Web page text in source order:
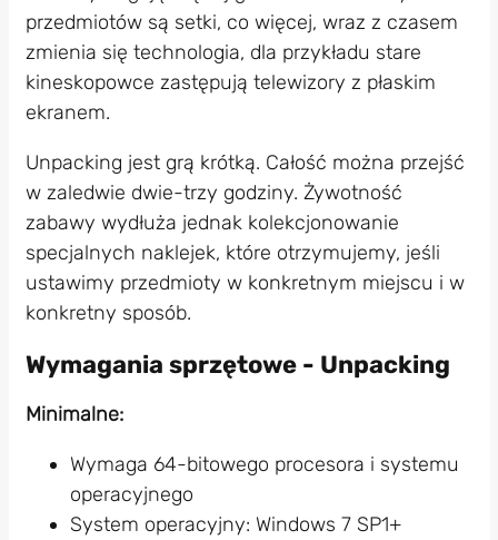
przedmiotów są setki, co więcej, wraz z czasem
zmienia się technologia, dla przykładu stare
kineskopowce zastępują telewizory z płaskim
ekranem.
Unpacking jest grą krótką. Całość można przejść
w zaledwie dwie-trzy godziny. Żywotność
zabawy wydłuża jednak kolekcjonowanie
specjalnych naklejek, które otrzymujemy, jeśli
ustawimy przedmioty w konkretnym miejscu i w
konkretny sposób.
Wymagania sprzętowe - Unpacking
Minimalne:
Wymaga 64-bitowego procesora i systemu
operacyjnego
System operacyjny: Windows 7 SP1+